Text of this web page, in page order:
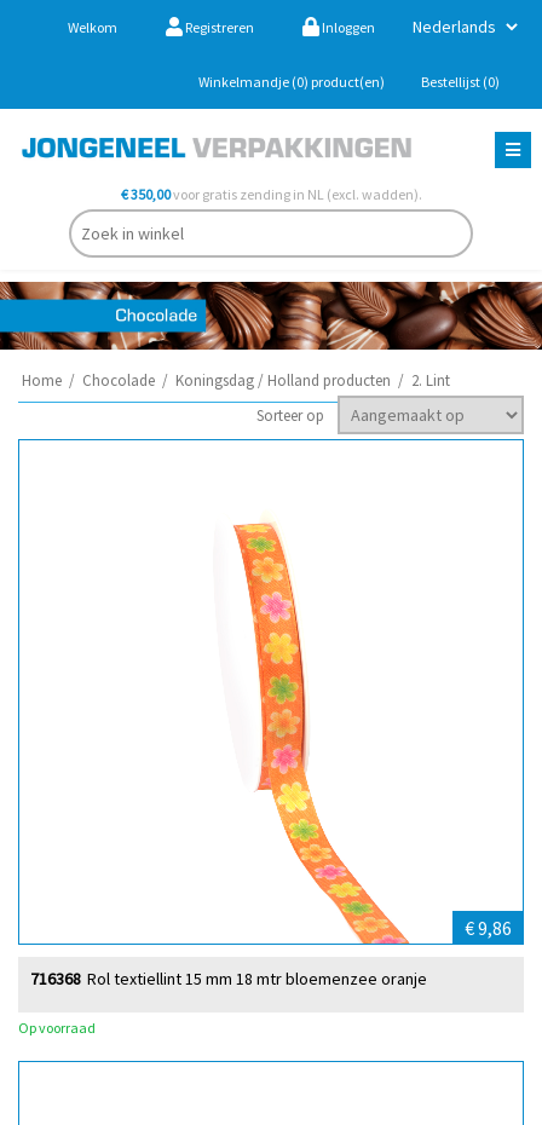
Welkom Registreren Inloggen
Winkelmandje (0) product(en) Bestellijst (0)
€ 350,00voor gratis zending in NL (excl. wadden).
Home / Chocolade / Koningsdag / Holland producten / 2. Lint
Sorteer op
€ 9,86
Rol textiellint 15 mm 18 mtr bloemenzee oranje
716368
Op voorraad